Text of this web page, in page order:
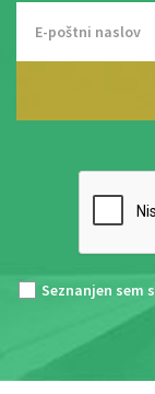
Seznanjen sem s